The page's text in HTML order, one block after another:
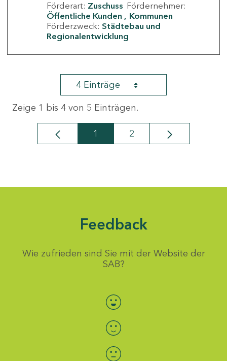
Förderart: Zuschuss Fördernehmer:
Öffentliche Kunden
Kommunen
Förderzweck: Städtebau und
Regionalentwicklung
4 Einträge
Zeige 1 bis 4 von 5 Einträgen.
Seite
1 Seite
2
Feedback
Wie zufrieden sind Sie mit der Website der
SAB?
Bewertung auswählen